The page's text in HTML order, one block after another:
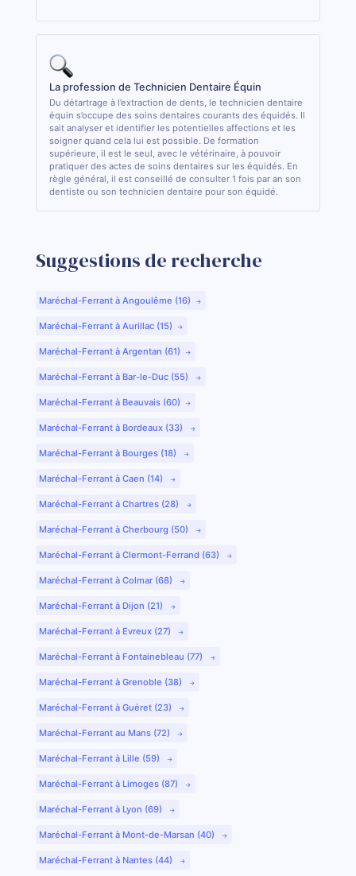
La profession de Technicien Dentaire Équin
Du détartrage à l’extraction de dents, le technicien dentaire
équin s’occupe des soins dentaires courants des équidés. Il
sait analyser et identifier les potentielles affections et les
soigner quand cela lui est possible. De formation
supérieure, il est le seul, avec le vétérinaire, à pouvoir
pratiquer des actes de soins dentaires sur les équidés. En
règle général, il est conseillé de consulter 1 fois par an son
dentiste ou son technicien dentaire pour son équidé.
Suggestions de recherche
Maréchal-Ferrant à Angoulême (16)
Maréchal-Ferrant à Aurillac (15)
Maréchal-Ferrant à Argentan (61)
Maréchal-Ferrant à Bar-le-Duc (55)
Maréchal-Ferrant à Beauvais (60)
Maréchal-Ferrant à Bordeaux (33)
Maréchal-Ferrant à Bourges (18)
Maréchal-Ferrant à Caen (14)
Maréchal-Ferrant à Chartres (28)
Maréchal-Ferrant à Cherbourg (50)
Maréchal-Ferrant à Clermont-Ferrand (63)
Maréchal-Ferrant à Colmar (68)
Maréchal-Ferrant à Dijon (21)
Maréchal-Ferrant à Evreux (27)
Maréchal-Ferrant à Fontainebleau (77)
Maréchal-Ferrant à Grenoble (38)
Maréchal-Ferrant à Guéret (23)
Maréchal-Ferrant au Mans (72)
Maréchal-Ferrant à Lille (59)
Maréchal-Ferrant à Limoges (87)
Maréchal-Ferrant à Lyon (69)
Maréchal-Ferrant à Mont-de-Marsan (40)
Maréchal-Ferrant à Nantes (44)